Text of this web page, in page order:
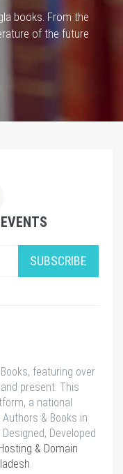
books. From the
of the future
SUBSCRIBE
featuring over
present. This
a national
& Books in
Developed
& Domain
.